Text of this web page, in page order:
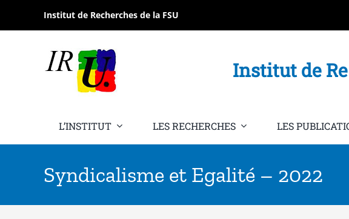
contenu
Institut de Recherches de la FSU
Institut de
L’INSTITUT LES RECHERCHES LES
Syndicalisme et Egalité – 2022